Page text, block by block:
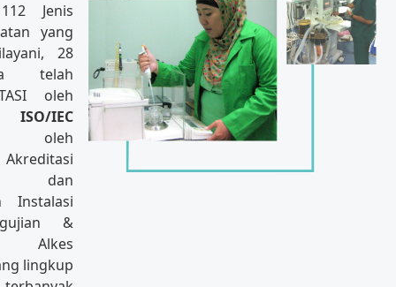
Jenis
yang
28
telah
oleh
IEC
oleh
dan
Instalasi
&
Alkes
lingkup